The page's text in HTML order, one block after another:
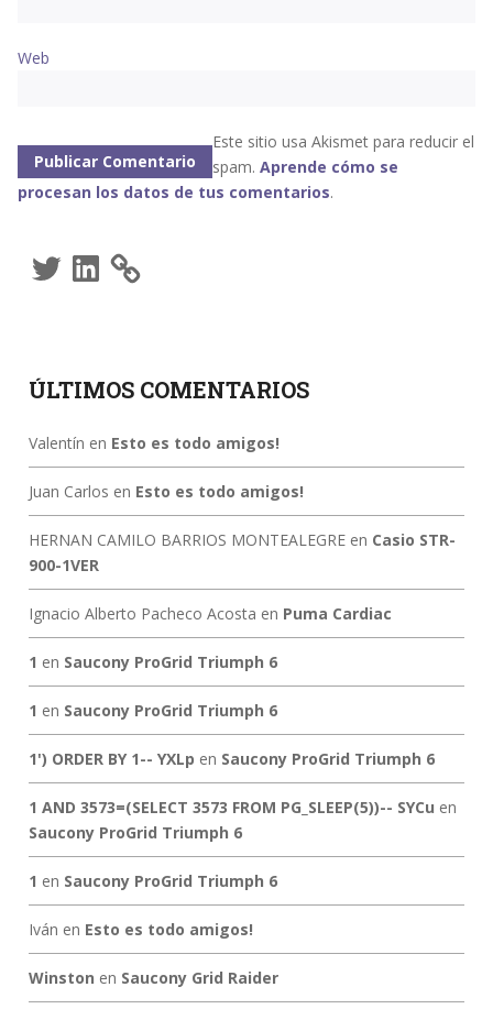
Web
Este sitio usa Akismet para reducir el
spam. Aprende cómo se
procesan los datos de tus comentarios.
TwitterLinkedIn
ÚLTIMOS COMENTARIOS
Valentín en Esto es todo amigos!
Juan Carlos en Esto es todo amigos!
HERNAN CAMILO BARRIOS MONTEALEGREen Casio STR-
900-1VER
Ignacio Alberto Pacheco Acosta en Puma Cardiac
1 en Saucony ProGrid Triumph 6
1 en Saucony ProGrid Triumph 6
1') ORDER BY 1-- YXLp en Saucony ProGrid Triumph 6
1 AND 3573=(SELECT 3573 FROM PG_SLEEP(5))-- SYCu en
Saucony ProGrid Triumph 6
1 en Saucony ProGrid Triumph 6
Iván en Esto es todo amigos!
Winston en Saucony Grid Raider